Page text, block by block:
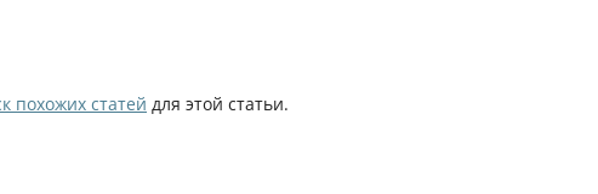
похожих статей для этой статьи.